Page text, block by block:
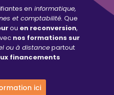
en informatique,
et comptabilité. Que
ou en reconversion,
nos formations sur
ou à distancepartout
financements
ici